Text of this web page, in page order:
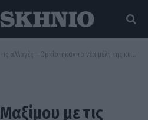
– Ορκίστηκαν τα νέα μέλη της κυβέρνησης (Video&Photos)
με τις